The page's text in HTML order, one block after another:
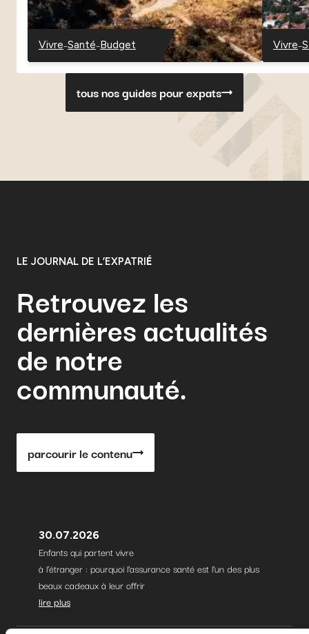
Vivre
–
Danemark
–Santé
–
Danemark
–Budget
–
Danemark
Vivre
–
––
tous nos guides pour expats
LE JOURNAL DE L’EXPATRIÉ
Retrouvez les
dernières actualités
de notre
communauté.
parcourir le contenu
30.07.2026
Enfants qui partent vivre
à l’étranger : pourquoi l’assurance santé est l’un des plus
beaux cadeaux à leur offrir
lire plus